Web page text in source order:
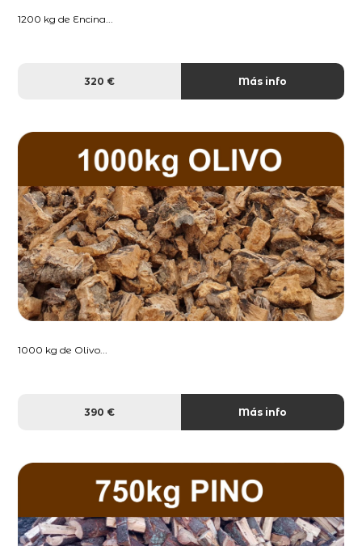
1200 kg de Encina...
320 € Más info
1000 kg de Olivo...
390 € Más info